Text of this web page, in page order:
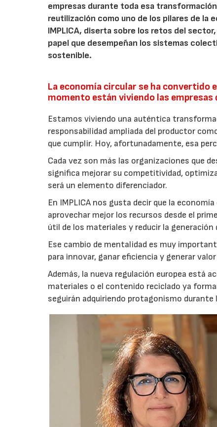
empresas durante toda esa
reutilización como uno de los pilares de la
IMPLICA, diserta sobre los retos del
papel que desempeñan los sistemas
sostenible.
La economía circular se ha convertido
momento están viviendo las
Estamos viviendo una auténtica
responsabilidad ampliada del productor
que cumplir. Hoy, afortunadamente, esa
Cada vez son más las organizaciones que
significa mejorar su competitividad,
será un elemento diferenciador.
En IMPLICA nos gusta decir que la
aprovechar mejor los recursos desde el
útil de los materiales y reducir la generación
Ese cambio de mentalidad es muy
para innovar, ganar eficiencia y generar
Además, la nueva regulación europea está
materiales o el contenido reciclado ya
seguirán adquiriendo protagonismo durante